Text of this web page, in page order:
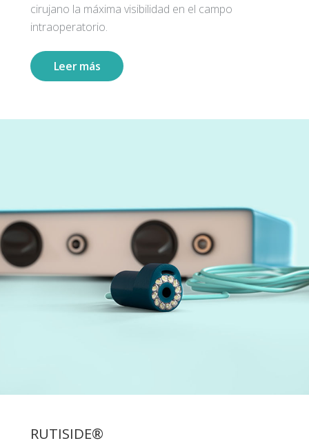
cirujano la máxima visibilidad en el campo
intraoperatorio.
Leer más
RUTISIDE®